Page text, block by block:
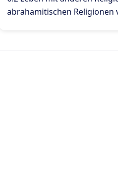
abrahamitischen Religionen